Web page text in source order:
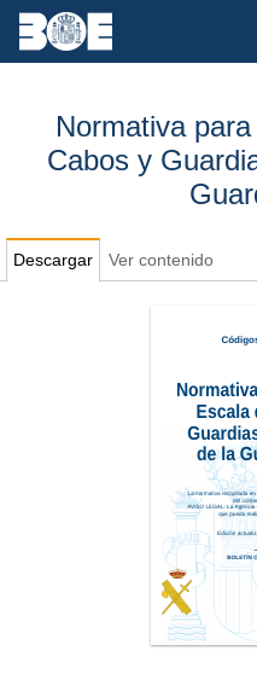
Normativa
Cabos y
Descargar Ver contenido